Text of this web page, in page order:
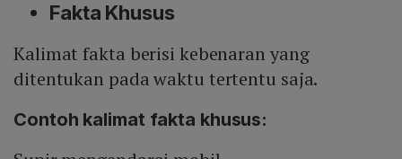
Fakta Khusus
Kalimat fakta berisi kebenaran yang
ditentukan pada waktu tertentu saja.
Contoh kalimat fakta khusus: